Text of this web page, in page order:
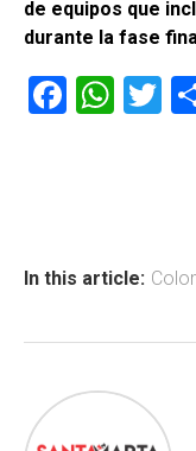
de equipos que
durante la fase
F
ok
W
p
T
In this article: